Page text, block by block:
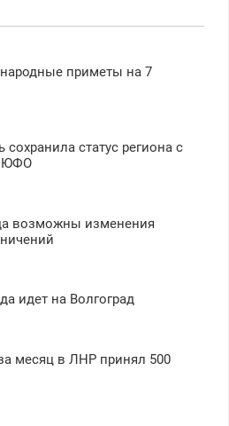
народные приметы на 7
сохранила статус региона с
ЮФО
возможны изменения
идет на Волгоград
месяц в ЛНР принял 500